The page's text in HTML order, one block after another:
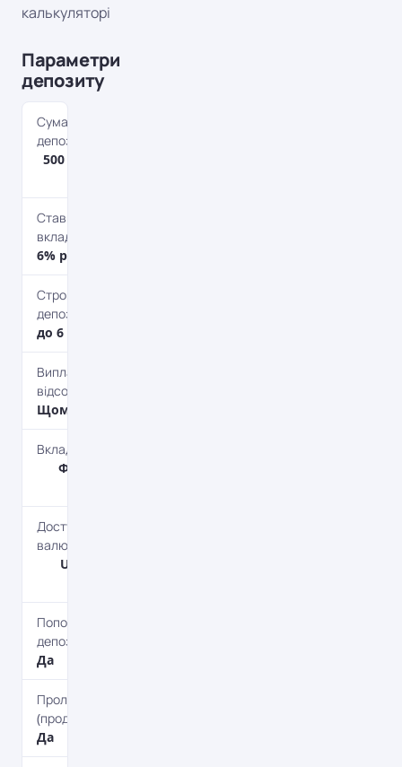
калькуляторі
Параметри
депозиту
Сума
депозиту
500 – 150 000
Ставка по
вкладу
6% річних
Строк
депозиту
до 6 міс.
Виплата
відсотків
Щомісяця
Вкладник
Фізичним
Доступні
валюти
UAH, USD,
Поповнення
депозиту
Да
Пролонгація
(продовження)
Да